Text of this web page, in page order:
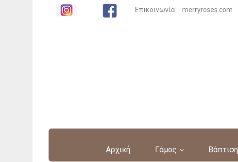
Επικοινωνία merryroses.com
Αρχική Γάμος Βάπτιση